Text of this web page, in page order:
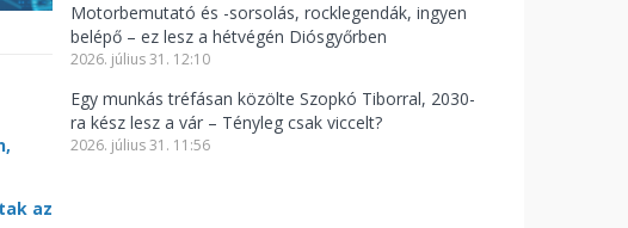
az
Motorbemutató és -sorsolás, rocklegendák, ingyen
belépő – ez lesz a hétvégén Diósgyőrben
2026. július 31. 12:10
Egy munkás tréfásan közölte Szopkó Tiborral, 2030-
ra kész lesz a vár – Tényleg csak viccelt?
2026. július 31. 11:56